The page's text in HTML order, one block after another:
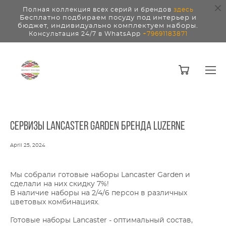
Полная коллекция всех серий и брендов здесь
Бесплатно подбираем посуду под интерьер и
бюджет, индивидуально комплектуем наборы.
Консультация 24/7 в WhatsApp +79691183871
April 25, 2024
Сервизы Lancaster Garden бренда Luzerne
Мы собрали готовые наборы Lancaster Garden и
сделали на них скидку 7%!
В наличие наборы на 2/4/6 персон в различных
цветовых комбинациях.
Готовые наборы Lancaster - оптимальный состав,